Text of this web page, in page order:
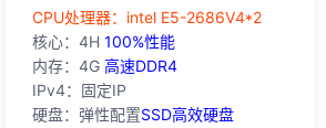
‎CPU处理器：intel E5-2686V4*2
核心：4H 100%性能
内存：4G 高速DDR4
IPv4：固定IP
硬盘：弹性配置SSD高效硬盘